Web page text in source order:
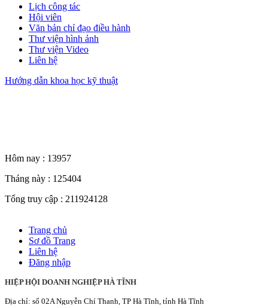
Lịch công tác
Hội viên
Văn bản chỉ đạo điều hành
Thư viện hình ảnh
Thư viện Video
Liên hệ
Hướng dẫn khoa học kỹ thuật
Hôm nay : 13957
Tháng này : 125404
Tổng truy cập : 211924128
Trang chủ
Sơ đồ Trang
Liên hệ
Đăng nhập
HIỆP HỘI DOANH NGHIỆP HÀ TĨNH
Địa chỉ: số 02A Nguyễn Chí Thanh, TP Hà Tĩnh, tỉnh Hà Tĩnh